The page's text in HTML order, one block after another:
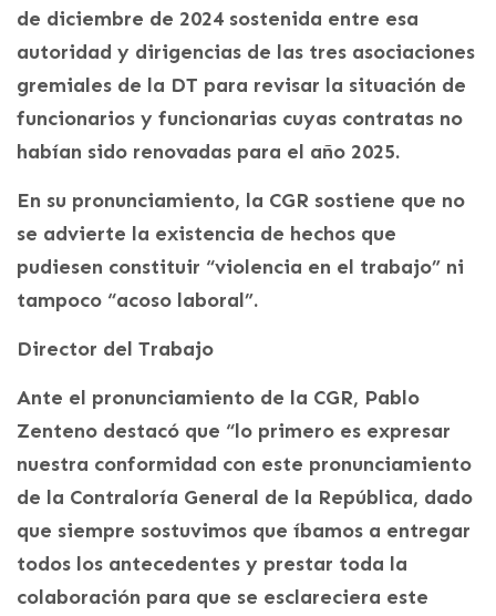
de diciembre de 2024 sostenida entre esa
autoridad y dirigencias de las tres asociaciones
gremiales de la DT para revisar la situación de
funcionarios y funcionarias cuyas contratas no
habían sido renovadas para el año 2025.
En su pronunciamiento, la CGR sostiene que no
se advierte la existencia de hechos que
pudiesen constituir “violencia en el trabajo” ni
tampoco “acoso laboral”.
Director del Trabajo
Ante el pronunciamiento de la CGR, Pablo
Zenteno destacó que “lo primero es expresar
nuestra conformidad con este pronunciamiento
de la Contraloría General de la República, dado
que siempre sostuvimos que íbamos a entregar
todos los antecedentes y prestar toda la
colaboración para que se esclareciera este